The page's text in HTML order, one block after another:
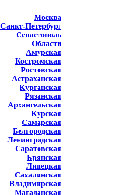
Москва
Санкт-Петербург
Севастополь
Области
Амурская
Костромская
Ростовская
Астраханская
Курганская
Рязанская
Архангельская
Курская
Самарская
Белгородская
Ленинградская
Саратовская
Брянская
Липецкая
Сахалинская
Владимирская
Магаданская